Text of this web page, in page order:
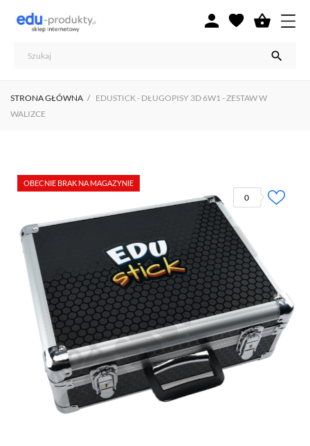



STRONA GŁÓWNA
EDUSTICK - DŁUGOPISY 3D 6W1 - ZESTAW W
WALIZCE
OBECNIE BRAK NA MAGAZYNIE
0